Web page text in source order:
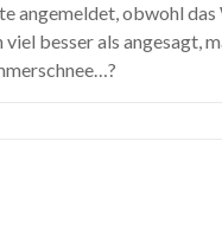
angemeldet, obwohl
besser als angesagt,